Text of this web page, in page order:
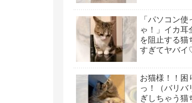
「パソコン
ゃ！」イカ耳
を阻止する猫
すぎてヤバ
お猫様！！困
っ！（バリバ
ぎしちゃう猫